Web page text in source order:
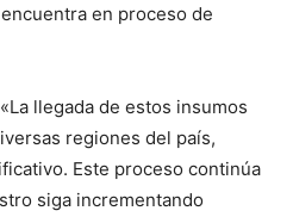
en proceso de
llegada de estos insumos
regiones del país,
Este proceso continúa
siga incrementando